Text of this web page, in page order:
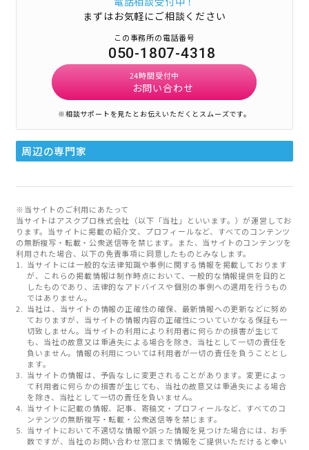
まずはお気軽にご相談ください
この事務所の電話番号
050-1807-4318
24時間受付中
お問い合わせ
※相談サポートを見たとお伝えいただくとスムーズです。
周辺の専門家
※当サイトのご利用にあたって
当サイトはアスクプロ株式会社（以下「当社」といいます。）が運営してお
ります。当サイトに掲載の紹介文、プロフィールなど、すべてのコンテンツ
の無断複写・転載・公衆送信等を禁じます。また、当サイトのコンテンツを
利用された場合、以下の免責事項に同意したものとみなします。
当サイトには一般的な法律知識や事例に関する情報を掲載しております
が、これらの掲載情報は制作時点において、一般的な情報提供を目的と
したものであり、法律的なアドバイスや個別の事例への適用を行うもの
ではありません。
当社は、当サイトの情報の正確性の確保、最新情報への更新などに努め
ておりますが、当サイトの情報内容の正確性についていかなる保証も一
切致しません。当サイトの利用により利用者に何らかの損害が生じて
も、当社の故意又は重過失による場合を除き、当社として一切の責任を
負いません。情報の利用については利用者が一切の責任を負うこととし
ます。
当サイトの情報は、予告なしに変更されることがあります。変更によっ
て利用者に何らかの損害が生じても、当社の故意又は重過失による場合
を除き、当社として一切の責任を負いません。
当サイトに記載の情報、記事、寄稿文・プロフィールなど、すべてのコ
ンテンツの無断複写・転載・公衆送信等を禁じます。
当サイトにおいて不適切な情報や誤った情報を見つけた場合には、お手
数ですが、当社のお問い合わせ窓口まで情報をご提供いただけると幸い